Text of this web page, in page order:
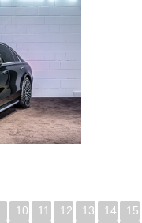
10 11 12 13 14
15